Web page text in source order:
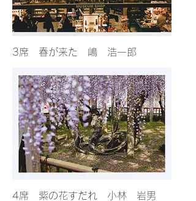
3席 春が来た 嶋 浩一郎
4席 紫の花すだれ 小林 岩男